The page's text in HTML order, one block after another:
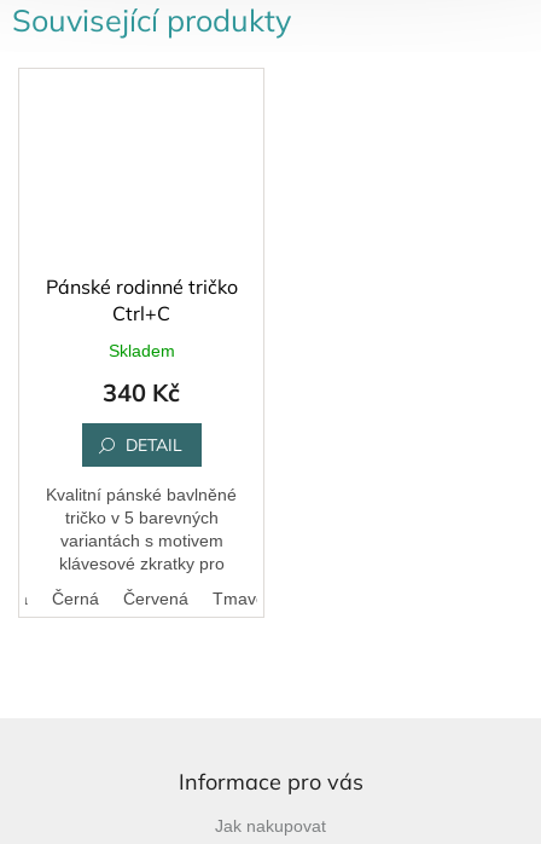
Související produkty
Pánské rodinné tričko
Ctrl+C
Skladem
340 Kč
DETAIL
Kvalitní pánské bavlněné
tričko v 5 barevných
variantách s motivem
klávesové zkratky pro
kopírování.
Černá Červená Tmavě šedý melír
Informace pro vás
Jak nakupovat